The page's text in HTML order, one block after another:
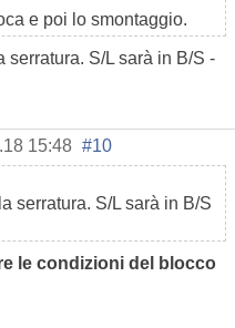
e poi lo smontaggio.
serratura. S/L sarà in B/S -
15:48 #10
serratura. S/L sarà in B/S
le condizioni del blocco